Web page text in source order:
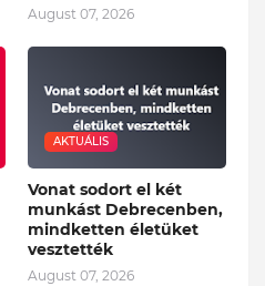
August 07, 2026
AKTUÁLIS
Vonat sodort el két
munkást Debrecenben,
mindketten életüket
vesztették
August 07, 2026